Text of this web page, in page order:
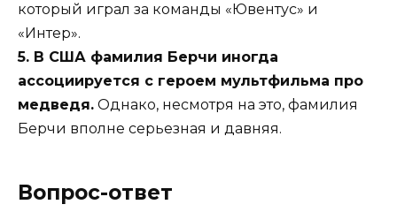
который играл за команды «Ювентус» и
«Интер».
5. В США фамилия Берчи иногда
ассоциируется с героем мультфильма про
медведя. Однако, несмотря на это, фамилия
Берчи вполне серьезная и давняя.
Вопрос-ответ